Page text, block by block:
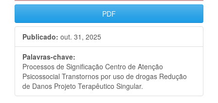
PDF
Publicado: out. 31, 2025
Palavras-chave:
Processos de Significação Centro de Atenção
Psicossocial Transtornos por uso de drogas Redução
de Danos Projeto Terapêutico Singular.